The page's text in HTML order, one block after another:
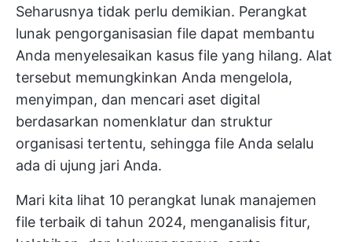
Seharusnya tidak perlu demikian. Perangkat
lunak pengorganisasian file dapat membantu
Anda menyelesaikan kasus file yang hilang. Alat
tersebut memungkinkan Anda mengelola,
menyimpan, dan mencari aset digital
berdasarkan nomenklatur dan struktur
organisasi tertentu, sehingga file Anda selalu
ada di ujung jari Anda.
Mari kita lihat 10 perangkat lunak manajemen
file terbaik di tahun 2024, menganalisis fitur,